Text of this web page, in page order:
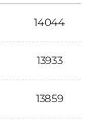
14044
13933
13859